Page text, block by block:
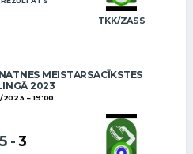
TKK/ZASS
MEISTARSACĪKSTES
2023
2023 19:00
5 -3